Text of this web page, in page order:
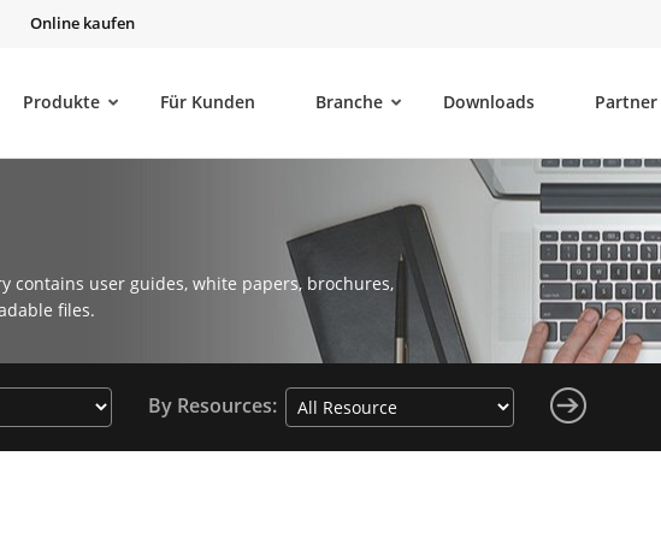
Online kaufen
Produkte Für Kunden Branche Downloads Partner
contains user guides, white papers, brochures,
files.
By Resources: